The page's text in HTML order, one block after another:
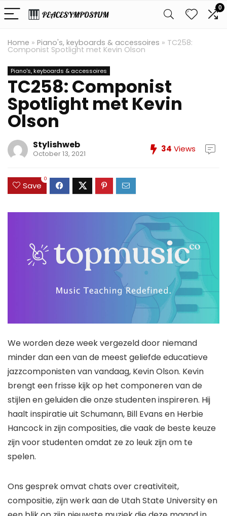
0
Home » Piano's, keyboards & accessoires » TC258:
Componist Spotlight met Kevin Olson
Piano's, keyboards & accessoires
TC258: Componist
Spotlight met Kevin
Olson
Stylishweb
October 13, 2021 34 Views
Save
0
We worden deze week vergezeld door niemand
minder dan een van de meest geliefde educatieve
jazzcomponisten van vandaag, Kevin Olson. Kevin
brengt een frisse kijk op het componeren van de
stijlen en geluiden die onze studenten inspireren. Hij
haalt inspiratie uit Schumann, Bill Evans en Herbie
Hancock in zijn composities, die vaak de beste keuze
zijn voor studenten omdat ze zo leuk zijn om te
spelen.
Ons gesprek omvat chats over creativiteit,
compositie, zijn werk aan de Utah State University en